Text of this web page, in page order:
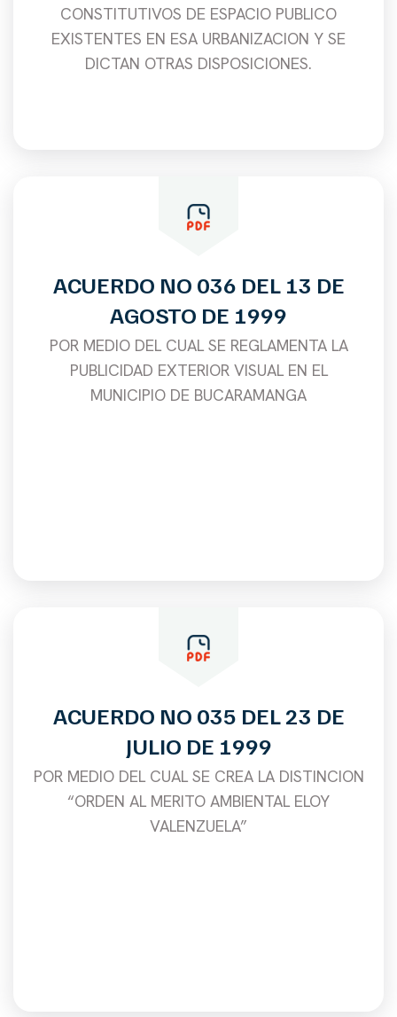
CONSTITUTIVOS DE ESPACIO PUBLICO
EXISTENTES EN ESA URBANIZACION Y SE
DICTAN OTRAS DISPOSICIONES.
ACUERDO NO 036 DEL 13 DE
AGOSTO DE 1999
POR MEDIO DEL CUAL SE REGLAMENTA LA
PUBLICIDAD EXTERIOR VISUAL EN EL
MUNICIPIO DE BUCARAMANGA
ACUERDO NO 035 DEL 23 DE
JULIO DE 1999
POR MEDIO DEL CUAL SE CREA LA DISTINCION
“ORDEN AL MERITO AMBIENTAL ELOY
VALENZUELA”